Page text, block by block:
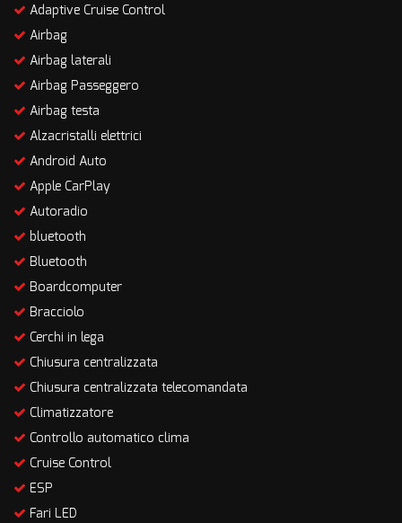
Adaptive Cruise Control
Airbag
Airbag laterali
Airbag Passeggero
Airbag testa
Alzacristalli elettrici
Android Auto
Apple CarPlay
Autoradio
bluetooth
Bluetooth
Boardcomputer
Bracciolo
Cerchi in lega
Chiusura centralizzata
Chiusura centralizzata telecomandata
Climatizzatore
Controllo automatico clima
Cruise Control
ESP
Fari LED